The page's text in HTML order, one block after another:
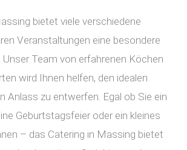
bietet viele verschiedene
Veranstaltungen eine besondere
Unser Team von erfahrenen Köchen
wird Ihnen helfen, den idealen
Anlass zu entwerfen. Egal ob Sie ein
Geburtstagsfeier oder ein kleines
– das Catering in Massing bietet